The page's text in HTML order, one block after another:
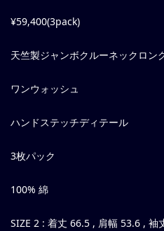
¥59,400(3pack)
天竺製ジャンボクルーネックロン
ワンウォッシュ
ハンドステッチディテール
3枚パック
100% 綿
SIZE 2 : 着丈 66.5 , 肩幅 53.6 , 袖